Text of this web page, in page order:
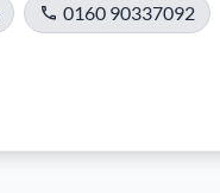
0160 90337092